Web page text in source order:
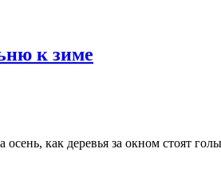
к зиме
как деревья за окном стоят